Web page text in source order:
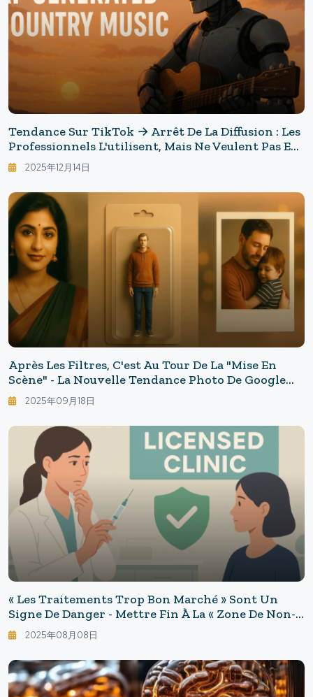
Tendance Sur TikTok → Arrêt De La Diffusion : Les
Professionnels L'utilisent, Mais Ne Veulent Pas En
Parler — La Musique AI Se Passe À Nashville
2025年12月14日
Après Les Filtres, C'est Au Tour De La "mise En
Scène" - La Nouvelle Tendance Photo De Google
Gemini AI Conquiert Le Monde : Des Saris Rétro
Aux Figurines 3D
2025年09月18日
« Les Traitements Trop Bon Marché » Sont Un
Signe De Danger - Mettre Fin À La « Zone De Non-
Droit » Des Soins Esthétiques : Le Royaume-Uni Va
Éliminer Le « Laisser-Faire Du Botox » Grâce À Un
Système De Licences.
2025年08月08日